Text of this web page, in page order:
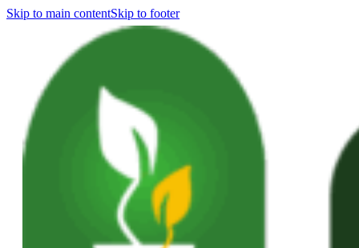
Skip to main contentSkip to footer